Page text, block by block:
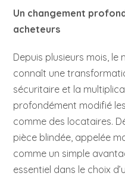
Un changement
acheteurs
Depuis plusieurs mois, le
connaît une
sécuritaire et la
profondément modifié
comme des locataires.
pièce blindée, appelée
comme un simple
essentiel dans le choix